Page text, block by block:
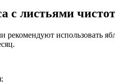
с листьями
использовать